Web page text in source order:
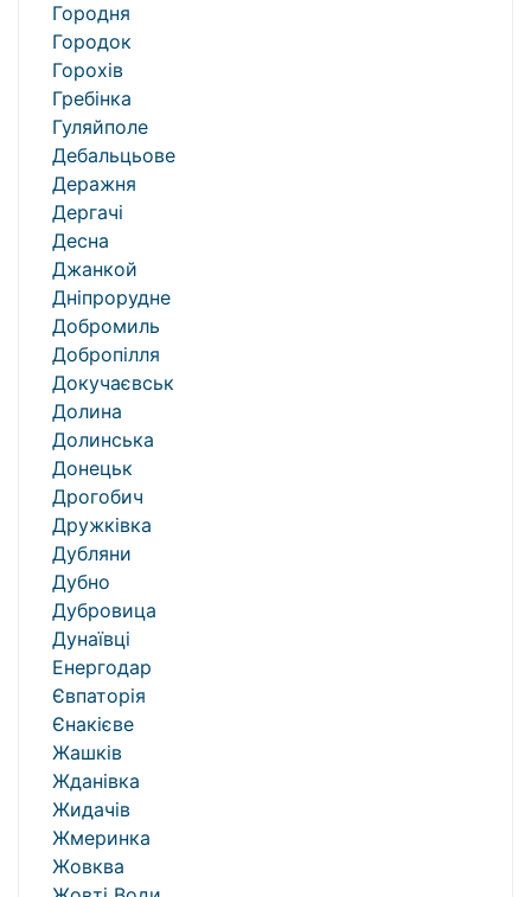
Городня
Городок
Горохів
Гребінка
Гуляйполе
Дебальцьове
Деражня
Дергачі
Десна
Джанкой
Дніпрорудне
Добромиль
Добропілля
Докучаєвськ
Долина
Долинська
Донецьк
Дрогобич
Дружківка
Дубляни
Дубно
Дубровица
Дунаївці
Енергодар
Євпаторія
Єнакієве
Жашків
Жданівка
Жидачів
Жмеринка
Жовква